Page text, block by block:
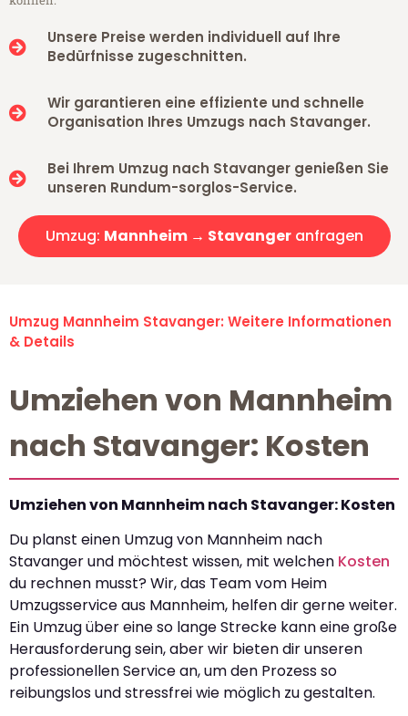
Unsere Preise werden individuell auf Ihre
Bedürfnisse zugeschnitten.
Wir garantieren eine effiziente und schnelle
Organisation Ihres Umzugs nach Stavanger.
Bei Ihrem Umzug nach Stavanger genießen Sie
unseren Rundum-sorglos-Service.
Umzug: Mannheim → Stavangeranfragen
Umzug Mannheim Stavanger: Weitere Informationen
& Details
Umziehen von Mannheim
nach Stavanger: Kosten
Umziehen von Mannheim nach Stavanger: Kosten
Du planst einen Umzug von Mannheim nach
Stavanger und möchtest wissen, mit welchen Kosten
du rechnen musst? Wir, das Team vom Heim
Umzugsservice aus Mannheim, helfen dir gerne weiter.
Ein Umzug über eine so lange Strecke kann eine große
Herausforderung sein, aber wir bieten dir unseren
professionellen Service an, um den Prozess so
reibungslos und stressfrei wie möglich zu gestalten.